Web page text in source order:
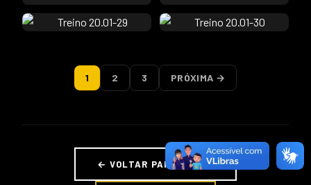
1 2 3 PRÓXIMA →
← VOLTAR PARA FOTOS